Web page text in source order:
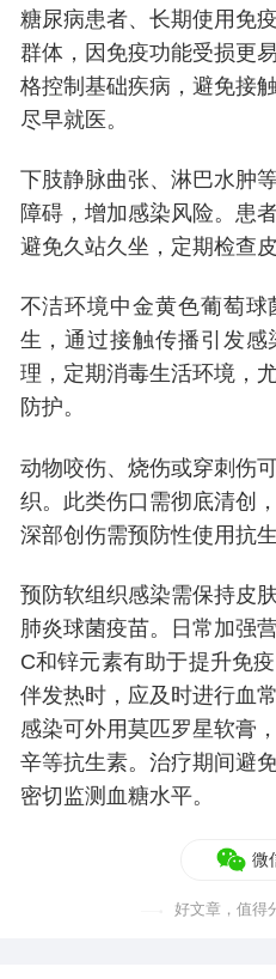
糖尿病患者、长期使用免
群体，因免疫功能受损更
格控制基础疾病，避免接
尽早就医。
下肢静脉曲张、淋巴水肿
障碍，增加感染风险。患
避免久站久坐，定期检查皮
不洁环境中金黄色葡萄
生，通过接触传播引发
理，定期消毒生活环境，
防护。
动物咬伤、烧伤或穿刺伤
织。此类伤口需彻底清创
深部创伤需预防性使用抗生
预防软组织感染需保持皮
肺炎球菌疫苗。日常加强
C和锌元素有助于提升免
伴发热时，应及时进行血
感染可外用莫匹罗星软膏
辛等抗生素。治疗期间避
密切监测血糖水平。
微
好文章，值得